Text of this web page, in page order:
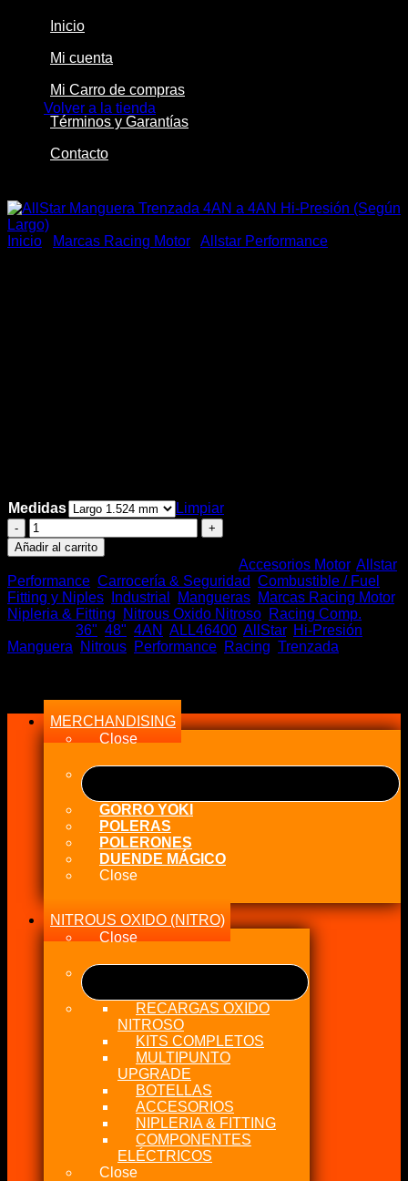
Volver a la tienda
Inicio
Mi cuenta
Mi Carro de compras
Términos y Garantías
Contacto
Inicio Marcas Racing Motor Allstar Performance
$35.000
$45.000
Medidas
Limpiar
AllStar
Manguera
Trenzada
4AN
a
4AN
Hi-
Presión
(Según
Añadir al carrito
Accesorios Motor, Allstar
Performance Carrocería & Seguridad Combustible / Fuel
Fitting y Niples
Industrial Mangueras Marcas Racing Motor,
Nipleria & Fitting
Nitrous Oxido Nitroso Racing Comp.
36" 48" 4AN ALL46400 AllStar, Hi-Presión
Manguera
Nitrous Performance Racing Trenzada
MERCHANDISING
Close
GORRO YOKI
POLERAS
POLERONES
DUENDE MÁGICO
Close
NITROUS OXIDO (NITRO)
Close
RECARGAS OXIDO
NITROSO
KITS COMPLETOS
MULTIPUNTO
UPGRADE
BOTELLAS
ACCESORIOS
NIPLERIA & FITTING
COMPONENTES
ELÉCTRICOS
Close